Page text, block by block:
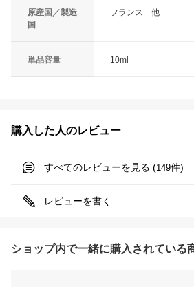
原産国／製造
国
フランス 他
単品容量 10ml
購入した人のレビュー
すべてのレビューを見る (149件)
レビューを書く
ショップ内で一緒に購入されている